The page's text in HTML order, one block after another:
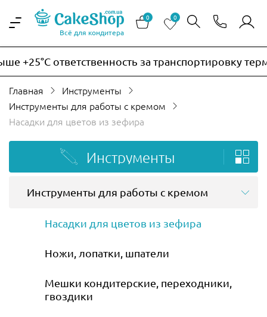
Всё для кондитера
0 0
ответственность за транспортировку
Главная
Инструменты
Инструменты для работы с кремом
Насадки для цветов из зефира
Инструменты
Инструменты для работы с кремом
Насадки для цветов из зефира
Ножи, лопатки, шпатели
Мешки кондитерские, переходники,
гвоздики